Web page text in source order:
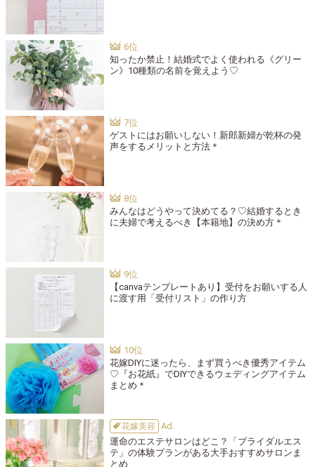
知ったか禁止！結婚式でよく使われる《グリー
ン》10種類の名前を覚えよう♡
ゲストにはお願いしない！新郎新婦が乾杯の発
声をするメリットと方法＊
みんなはどうやって決めてる？♡結婚するとき
に夫婦で考えるべき【本籍地】の決め方＊
【canvaテンプレートあり】受付をお願いする人
に渡す用「受付リスト」の作り方
花嫁DIYに迷ったら、まず買うべき優秀アイテム
♡『お花紙』でDIYできるウェディングアイテム
まとめ＊
花嫁美容
運命のエステサロンはどこ？「ブライダルエス
テ」の体験プランがある大手おすすめサロンま
とめ